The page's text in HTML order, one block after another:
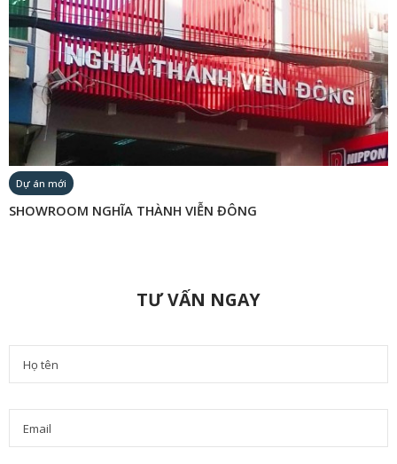
Dự án mới
SHOWROOM NGHĨA THÀNH VIỄN ĐÔNG
TƯ VẤN NGAY